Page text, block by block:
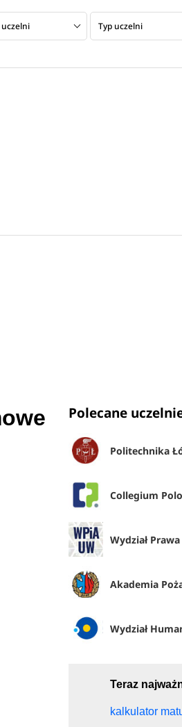
Typ uczelni
Polecane
Politechnika
Collegium
Wydział
Akademia
Wydział
Teraz
kalkulator